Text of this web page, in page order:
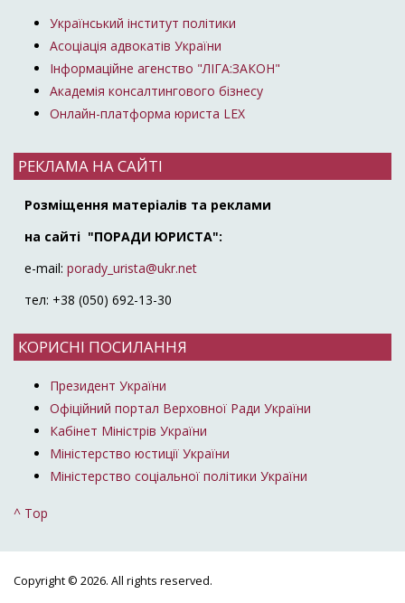
Український інститут політики
Асоціація адвокатів України
Інформаційне агенство "ЛІГА:ЗАКОН"
Академія консалтингового бізнесу
Онлайн-платформа юриста LEX
РЕКЛАМА НА САЙТІ
Розміщення матеріалів та реклами
на сайті "ПОРАДИ ЮРИСТА":
e-mail: porady_urista@ukr.net
тел: +38 (050) 692-13-30
КОРИСНІ ПОСИЛАННЯ
Президент України
Офіційний портал Верховної Ради України
Кабінет Міністрів України
Міністерство юстиції України
Міністерство соціальної політики України
^ Top
Copyright © 2026. All rights reserved.